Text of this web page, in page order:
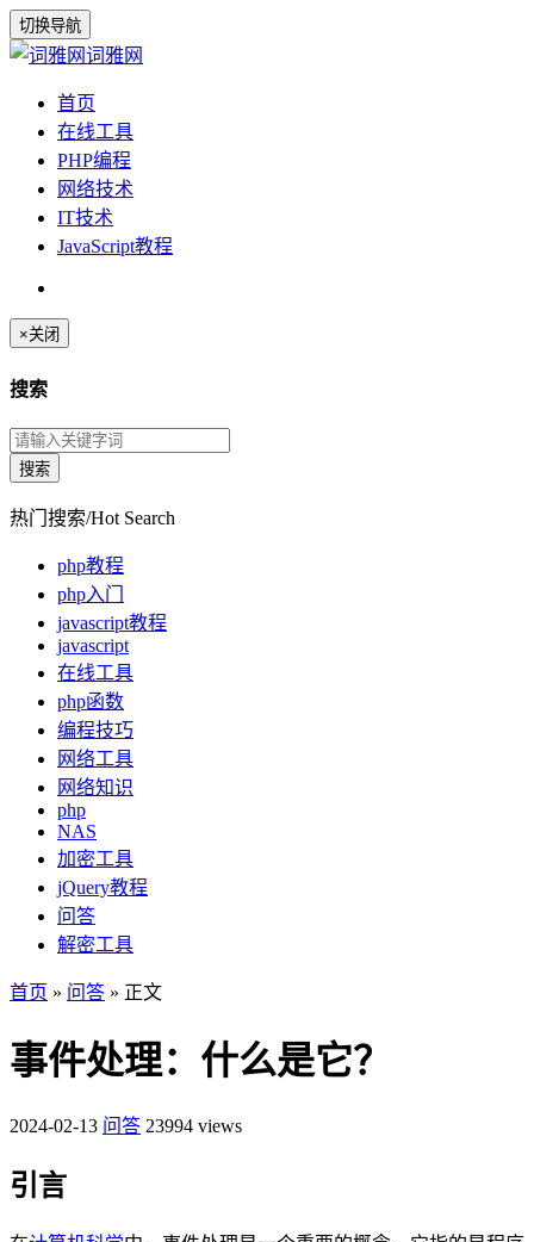
切换导航
词雅网
首页
在线工具
PHP编程
网络技术
IT技术
JavaScript教程
×关闭
搜索
热门搜索/Hot Search
php教程
php入门
javascript教程
javascript
在线工具
php函数
编程技巧
网络工具
网络知识
php
NAS
加密工具
jQuery教程
问答
解密工具
首页 » 问答 » 正文
事件处理：什么是它？
2024-02-13 问答 23994 views
引言